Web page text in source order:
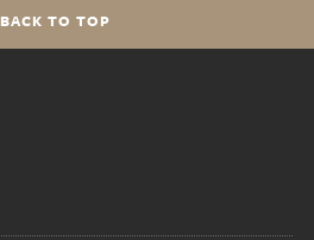
BACK TO TOP